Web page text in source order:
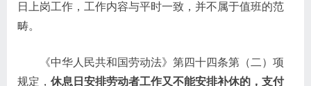
日上岗工作，工作内容与平时一致，并不属于值班的范
畴。
《中华人民共和国劳动法》第四十四条第（二）项
规定， 休息日安排劳动者工作又不能安排补休的，支付